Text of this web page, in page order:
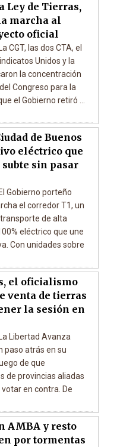
Ley de Tierras,
marcha al
oficial
La CGT, las dos CTA, el
Unidos y la
la concentración
Congreso para la
el Gobierno retiró ...
de Buenos
eléctrico que
sin pasar
El Gobierno porteño
el corredor T1, un
de alta
eléctrico que une
Con unidades sobre
el oficialismo
venta de tierras
la sesión en
La Libertad Avanza
paso atrás en su
de que
de provincias aliadas
en contra. De
AMBA y resto
por tormentas